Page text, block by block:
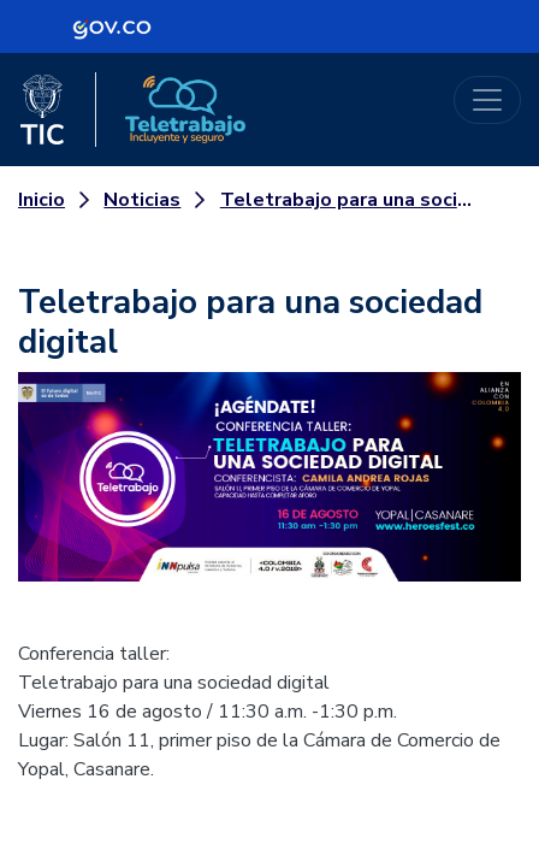
Logo Gobierno de Colombia
Logo del Ministerio TIC
Inicio Noticias Teletrabajo para una sociedad digital
Teletrabajo para una sociedad
digital
Conferencia taller:
Teletrabajo para una sociedad digital
Viernes 16 de agosto / 11:30 a.m. -1:30 p.m.
Lugar: Salón 11, primer piso de la Cámara de Comercio de
Yopal, Casanare.